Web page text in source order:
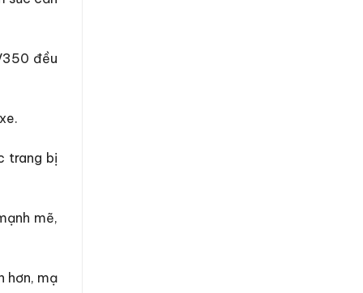
đều
trang bị
mẽ,
hơn, mạ